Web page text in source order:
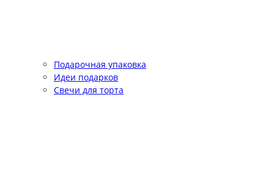
Подарочная упаковка
Идеи подарков
Свечи для торта